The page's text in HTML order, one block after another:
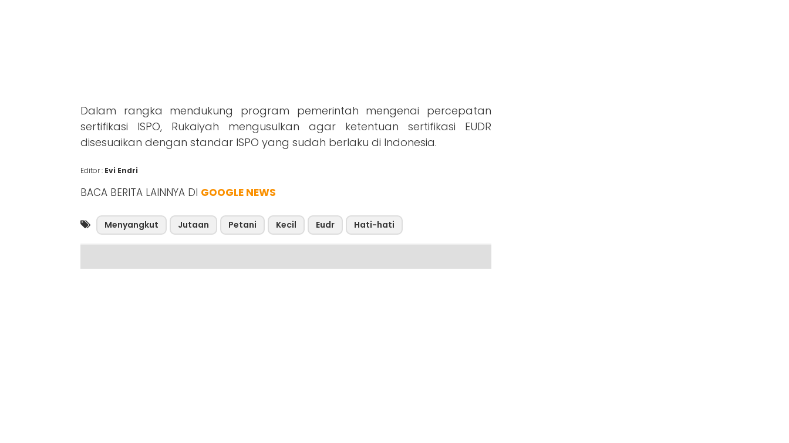
Dalam rangka mendukung program pemerintah mengenai percepatan
sertifikasi ISPO, Rukaiyah mengusulkan agar ketentuan sertifikasi EUDR
disesuaikan dengan standar ISPO yang sudah berlaku di Indonesia.
Editor : Evi Endri
BACA BERITA LAINNYA DI GOOGLE NEWS
Menyangkut Jutaan Petani Kecil Eudr Hati-hati